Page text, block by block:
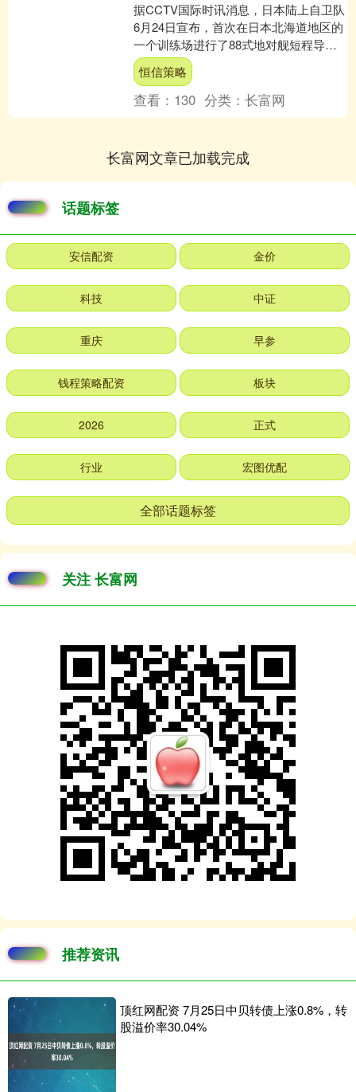
据CCTV国际时讯消息，日本陆上自卫队
6月24日宣布，首次在日本北海道地区的
一个训练场进行了88式地对舰短程导弹
的发射训练。 出于空间限制和安全考
虑，此前日本一....
恒信策略
查看： 130 分类：长富网
长富网文章已加载完成
话题标签
安信配资 金价
科技 中证
重庆 早参
钱程策略配资 板块
2026 正式
行业 宏图优配
全部话题标签
关注 长富网
推荐资讯
顶红网配资 7月25日中贝转债上涨0.8%，转
股溢价率30.04%